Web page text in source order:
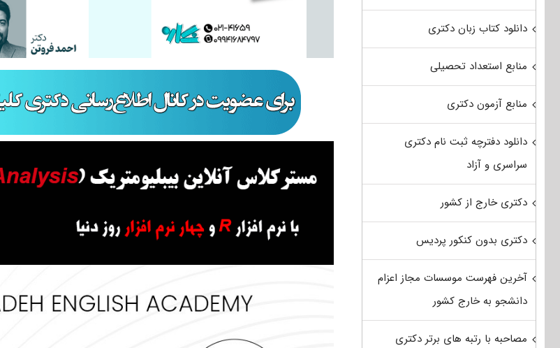
دانلود کتاب زبان دکتری
منابع استعداد تحصیلی
منابع آزمون دکتری
دانلود دفترچه ثبت نام دکتری
سراسری و آزاد
دکتری خارج از کشور
دکتری بدون کنکور پردیس
آخرین فهرست موسسات مجاز اعزام
دانشجو به خارج کشور
مصاحبه با رتبه های برتر دکتری